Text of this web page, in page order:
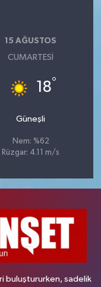
15 AĞUSTOS
CUMARTESI
18°
Güneşli
Nem: %62
Rüzgar: 4.11 m/s
buluştururken, sadelik